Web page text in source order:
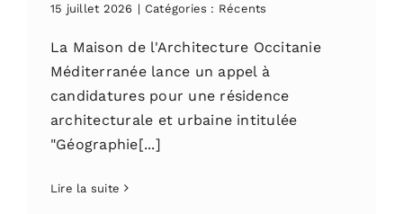
15 juillet 2026 | Catégories : Récents
La Maison de l'Architecture Occitanie
Méditerranée lance un appel à
candidatures pour une résidence
architecturale et urbaine intitulée
"Géographie[...]
Lire la suite